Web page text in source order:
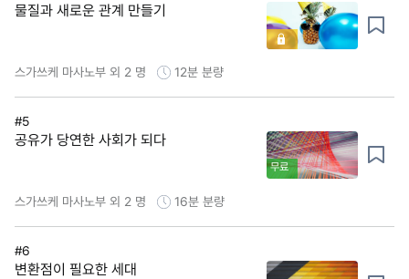
물질과 새로운 관계 만들기
스가쓰케 마사노부 외 2 명 12분 분량
#5
공유가 당연한 사회가 되다
무료
스가쓰케 마사노부 외 2 명 16분 분량
#6
변환점이 필요한 세대